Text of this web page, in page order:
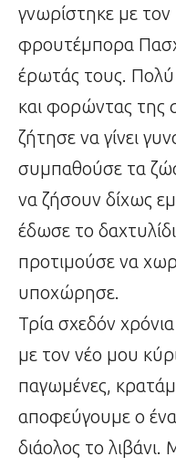
γνωρίστηκε με
φρουτέμπορα
έρωτάς τους. Πολύ
και φορώντας της
ζήτησε να γίνει
συμπαθούσε τα
να ζήσουν δίχως
έδωσε το
προτιμούσε να
υποχώρησε.
Τρία σχεδόν
με τον νέο μου
παγωμένες,
αποφεύγουμε ο
διάολος το